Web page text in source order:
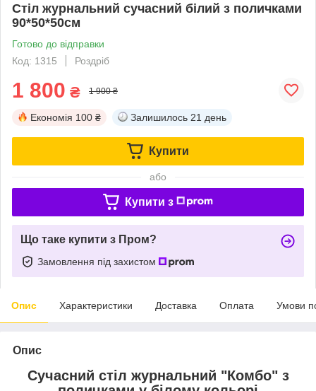
Стіл журнальний сучасний білий з поличками
90*50*50см
Готово до відправки
Код: 1315
Роздріб
1 800 ₴ 1 900 ₴
Економія 100 ₴ Залишилось 21 день
Купити
або
Купити з
Що таке купити з Пром?
Замовлення під захистом
Опис Характеристики Доставка Оплата Умови
Опис
Сучасний стіл журнальний "Комбо" з